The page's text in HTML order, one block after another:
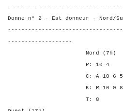
Donne n° 2 - Est donneur - Nord/
-------------------
Nord (7h)
P: 10
C: A 10
K: R 10 9
T: